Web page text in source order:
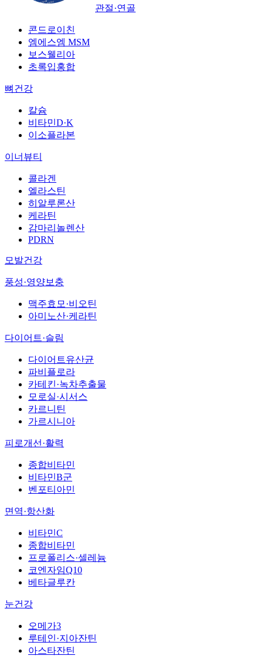
관절·연골
콘드로이친
엠에스엠 MSM
보스웰리아
초록입홍합
뼈건강
칼슘
비타민D·K
이소플라본
이너뷰티
콜라겐
엘라스틴
히알루론산
케라틴
감마리놀렌산
PDRN
모발건강
풍성·영양보충
맥주효모·비오틴
아미노산·케라틴
다이어트·슬림
다이어트유산균
파비플로라
카테킨·녹차추출물
모로실·시서스
카르니틴
가르시니아
피로개선·활력
종합비타민
비타민B군
벤포티아민
면역·항산화
비타민C
종합비타민
프로폴리스·셀레늄
코엔자임Q10
베타글루칸
눈건강
오메가3
루테인·지아잔틴
아스타잔틴